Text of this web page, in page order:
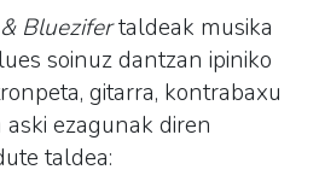
Bluezifertaldeak musika
soinuz dantzan ipiniko
gitarra, kontrabaxu
ezagunak diren
taldea: